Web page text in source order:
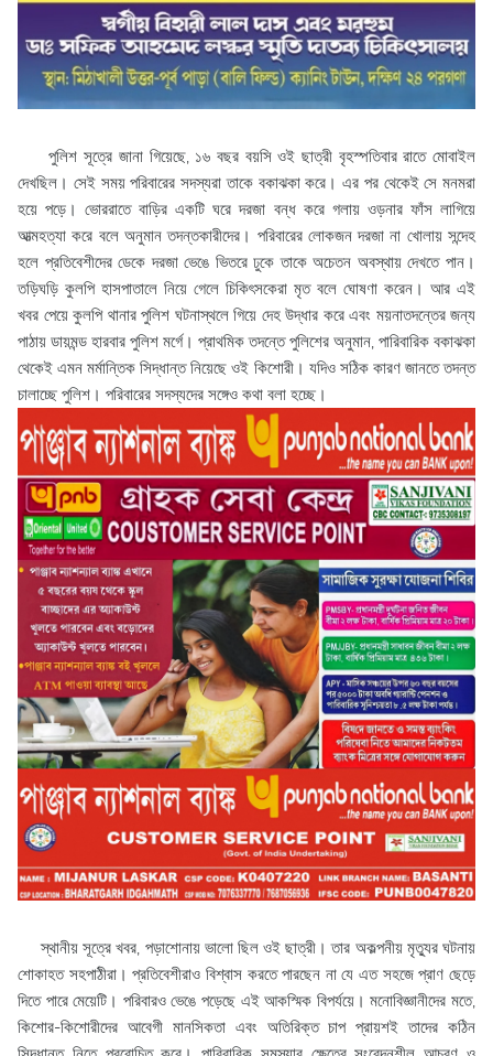
পুলিশ সূত্রে জানা গিয়েছে, ১৬ বছর বয়সি ওই ছাত্রী বৃহস্পতিবার রাতে মোবাইল
দেখছিল। সেই সময় পরিবারের সদস্যরা তাকে বকাঝকা করে। এর পর থেকেই সে মনমরা
হয়ে পড়ে। ভোররাতে বাড়ির একটি ঘরে দরজা বন্ধ করে গলায় ওড়নার ফাঁস লাগিয়ে
আত্মহত্যা করে বলে অনুমান তদন্তকারীদের। পরিবারের লোকজন দরজা না খোলায় সন্দেহ
হলে প্রতিবেশীদের ডেকে দরজা ভেঙে ভিতরে ঢুকে তাকে অচেতন অবস্থায় দেখতে পান।
তড়িঘড়ি কুলপি হাসপাতালে নিয়ে গেলে চিকিৎসকেরা মৃত বলে ঘোষণা করেন। আর এই
খবর পেয়ে কুলপি থানার পুলিশ ঘটনাস্থলে গিয়ে দেহ উদ্ধার করে এবং ময়নাতদন্তের জন্য
পাঠায় ডায়মন্ড হারবার পুলিশ মর্গে। প্রাথমিক তদন্তে পুলিশের অনুমান, পারিবারিক বকাঝকা
থেকেই এমন মর্মান্তিক সিদ্ধান্ত নিয়েছে ওই কিশোরী। যদিও সঠিক কারণ জানতে তদন্ত
চালাচ্ছে পুলিশ। পরিবারের সদস্যদের সঙ্গেও কথা বলা হচ্ছে।
স্থানীয় সূত্রে খবর, পড়াশোনায় ভালো ছিল ওই ছাত্রী। তার অকল্পনীয় মৃত্যুর ঘটনায়
শোকাহত সহপাঠীরা। প্রতিবেশীরাও বিশ্বাস করতে পারছেন না যে এত সহজে প্রাণ ছেড়ে
দিতে পারে মেয়েটি। পরিবারও ভেঙে পড়েছে এই আকস্মিক বিপর্যয়ে। মনোবিজ্ঞানীদের মতে,
কিশোর-কিশোরীদের আবেগী মানসিকতা এবং অতিরিক্ত চাপ প্রায়শই তাদের কঠিন